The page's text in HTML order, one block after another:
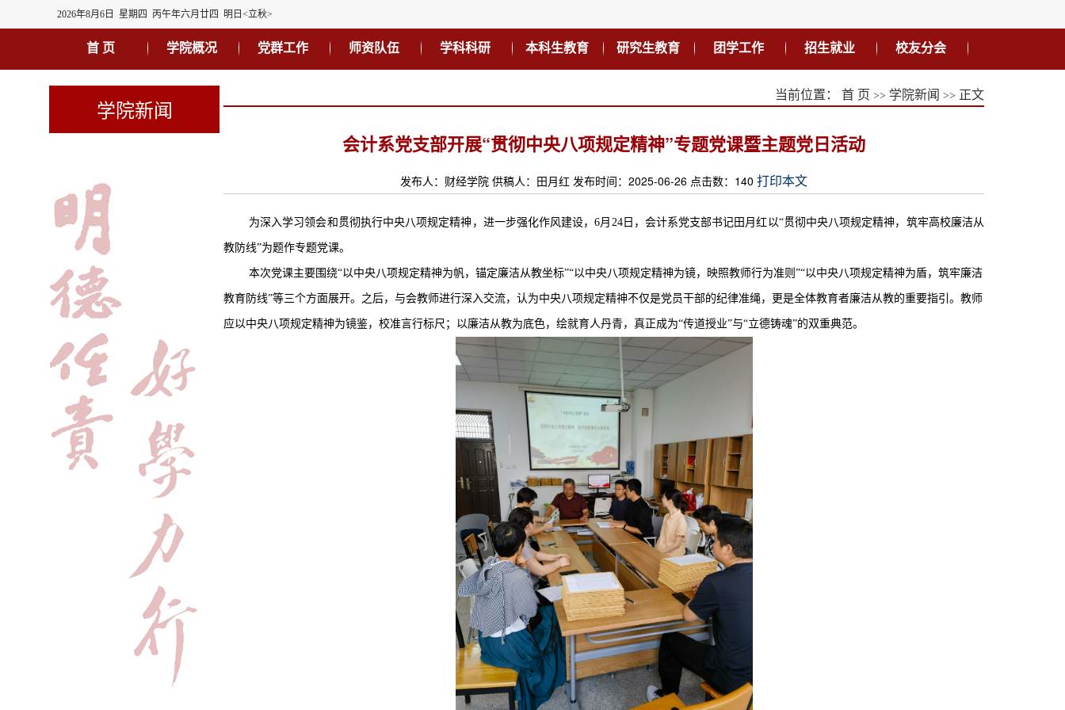
2026年8月6日 星期四 丙午年六月廿四 明日<立秋>
首 页 学院概况 党群工作 师资队伍 学科科研 本科生教育 研究生教育 团学工作 招生就业 校友分会
学院新闻
当前位置： 首 页 >> 学院新闻 >> 正文
会计系党支部开展“贯彻中央八项规定精神”专题党课暨主题党日活动
发布人：财经学院 供稿人：田月红 发布时间：2025-06-26 点击数： 140 打印本文
为深入学习领会和贯彻执行中央八项规定精神，进一步强化作风建设，6月24日，会计系党支部书记田月红以“贯彻中央八项规定精神 ， 筑牢高校廉洁从
教防线”为题作专题党课。
本次党课主要围绕“以中央八项规定精神为帆，锚定廉洁从教坐标”“以中央八项规定精神为镜，映照教师行为准则”“以中央八项规定精神为盾，筑牢廉洁
教育防线”等三个方面展开。之后，与会教师进行深入交流，认为中央八项规定精神不仅是党员干部的纪律准绳，更是全体教育者廉洁从教的重要指引。 教师
应以中央八项规定精神为镜鉴，校准言行标尺；以廉洁从教为底色，绘就育人丹青，真正成为“传道授业”与“立德铸魂”的双重典范。